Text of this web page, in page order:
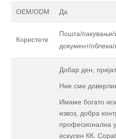
OEM/ODM Да
Користете
Пошта/пакување/
документ/облека/
Добар ден,
Ние сме
Имаме богато
извоз, добра
професионална
искусен КК.